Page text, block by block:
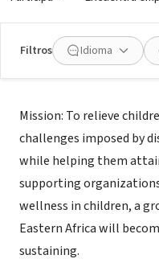
Filtros Idioma
Acerca de
Mission: To relieve
challenges imposed by
while helping them
supporting
wellness in children, a
Eastern Africa will
sustaining.